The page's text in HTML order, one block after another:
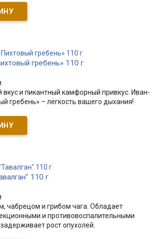
гребень» 110 г
и пикантный камфорный привкус. Иван-
гребень» – лёгкость вашего дыхания!
110 г
чабрецом и грибом чага. Обладает
и противовоспалительными
рост опухолей.